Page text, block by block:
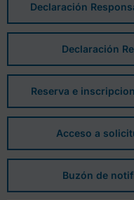
Declaración
Declaración
Reserva e
Acceso a
Buzón de